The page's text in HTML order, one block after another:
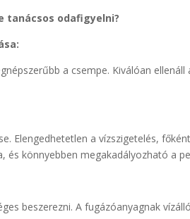
tanácsos odafigyelni?
a csempe. Kiválóan ellenáll
Elengedhetetlen a vízszigetelés,
könnyebben megakadályozható a
beszerezni. A fugázóanyagnak